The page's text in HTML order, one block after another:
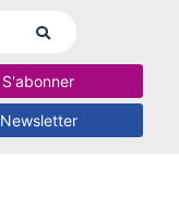
S'abonner
Newsletter